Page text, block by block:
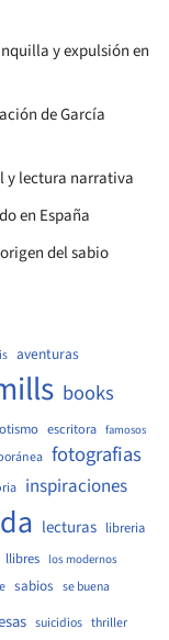
y expulsión en
de García
y lectura narrativa
en España
del sabio
aventuras
books
escritora famosos
fotografias
inspiraciones
lecturas libreria
llibres los modernos
sabios se buena
suicidios thriller